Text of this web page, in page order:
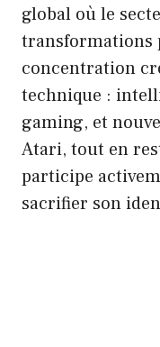
global où le
transformations
concentration
technique :
gaming, et
Atari, tout en
participe
sacrifier son